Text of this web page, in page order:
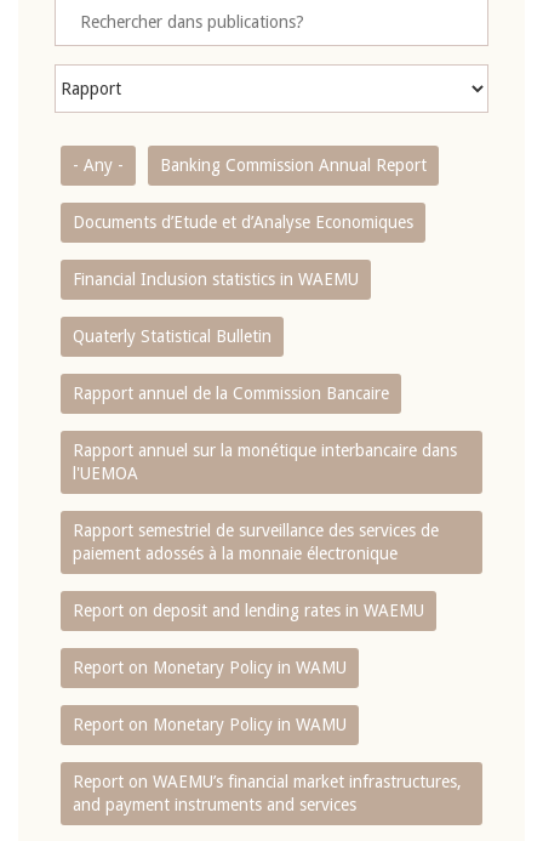
- Any - Banking Commission Annual Report
Documents d’Etude et d’Analyse Economiques
Financial Inclusion statistics in WAEMU
Quaterly Statistical Bulletin
Rapport annuel de la Commission Bancaire
Rapport annuel sur la monétique interbancaire dans
l'UEMOA
Rapport semestriel de surveillance des services de
paiement adossés à la monnaie électronique
Report on deposit and lending rates in WAEMU
Report on Monetary Policy in WAMU
Report on Monetary Policy in WAMU
Report on WAEMU’s financial market infrastructures,
and payment instruments and services